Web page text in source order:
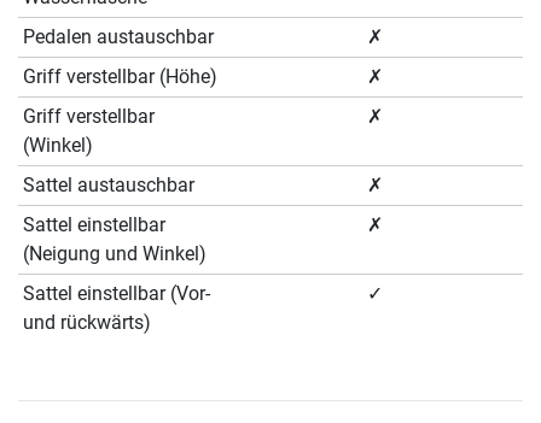
Pedalen austauschbar
✗
Griff verstellbar (Höhe)
✗
Griff verstellbar
(Winkel)
✗
Sattel austauschbar
✗
Sattel einstellbar
(Neigung und Winkel)
✗
Sattel einstellbar (Vor-
und rückwärts)
✓